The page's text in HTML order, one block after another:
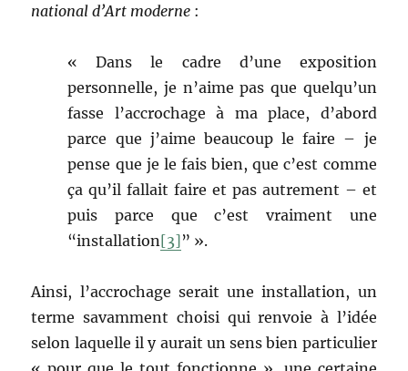
national d’Art moderne :
« Dans le cadre d’une exposition
personnelle, je n’aime pas que quelqu’un
fasse l’accrochage à ma place, d’abord
parce que j’aime beaucoup le faire – je
pense que je le fais bien, que c’est comme
ça qu’il fallait faire et pas autrement – et
puis parce que c’est vraiment une
“installation[3]” ».
Ainsi, l’accrochage serait une installation, un
terme savamment choisi qui renvoie à l’idée
selon laquelle il y aurait un sens bien particulier